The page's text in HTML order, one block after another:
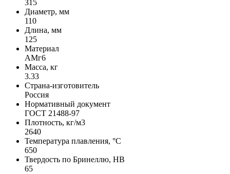
315
Диаметр, мм
110
Длина, мм
125
Материал
АМг6
Масса, кг
3.33
Страна-изготовитель
Россия
Нормативный документ
ГОСТ 21488-97
Плотность, кг/м3
2640
Температура плавления, °C
650
Твердость по Бринеллю, HB
65